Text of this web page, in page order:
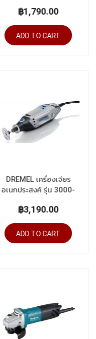
฿1,790.00
ADD TO CART
DREMEL เครื่องเจียร
อเนกประสงค์ รุุ่น 3000-
฿3,190.00
ADD TO CART